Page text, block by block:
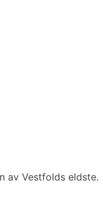
av Vestfolds eldste.